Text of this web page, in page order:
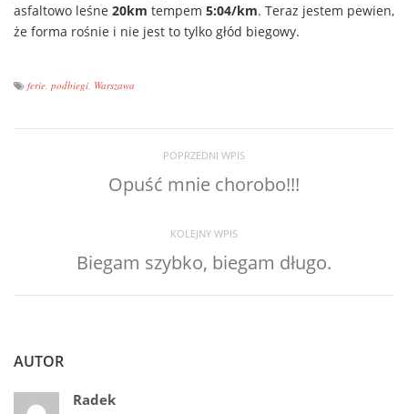
asfaltowo leśne 20km tempem 5:04/km. Teraz jestem pewien,
że forma rośnie i nie jest to tylko głód biegowy.
ferie, podbiegi, Warszawa
POPRZEDNI WPIS
Opuść mnie chorobo!!!
KOLEJNY WPIS
Biegam szybko, biegam długo.
AUTOR
Radek